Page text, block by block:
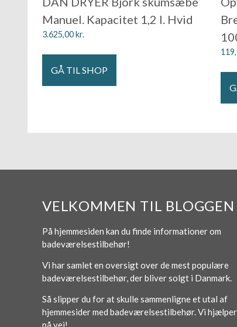
Manuel. Kapacitet 1,2 l. Hvid
3.625,00kr.
GÅ TIL SHOP
VELKOMMEN TIL BLOGGEN
På hjemmesiden kan du finde informationer om
badeværelsestilbehør!
Vi har samlet en oversigt over de mest populære
badeværelsestilbehør, der bliver solgt i Danmark.
Så slipper du for at skulle sammenligne et utal af
hjemmesider med badeværelsestilbehør. Vi